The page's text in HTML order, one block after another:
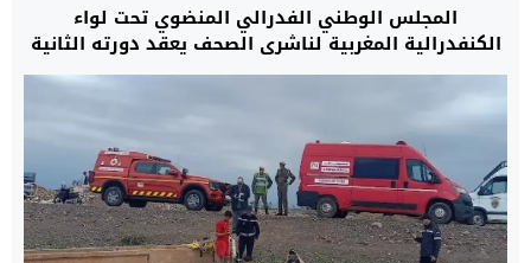
المجلس الوطني الفدرالي المنضوي تحت لواء
الكنفدرالية المغربية لناشري الصحف يعقد دورته الثانية
بالعاصمة للرباط